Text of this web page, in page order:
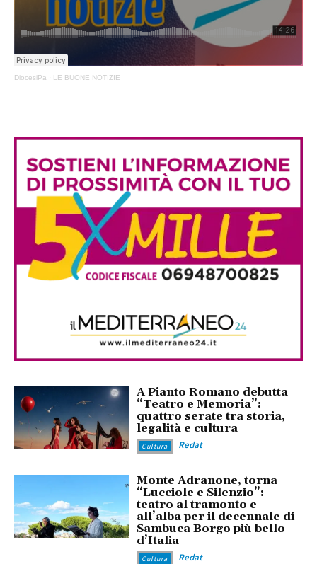
DiocesiPa · LE BUONE NOTIZIE
A Pianto Romano debutta
“Teatro e Memoria”:
quattro serate tra storia,
legalità e cultura
Cultura Redat
Monte Adranone, torna
“Lucciole e Silenzio”:
teatro al tramonto e
all’alba per il decennale di
Sambuca Borgo più bello
d’Italia
Cultura Redat